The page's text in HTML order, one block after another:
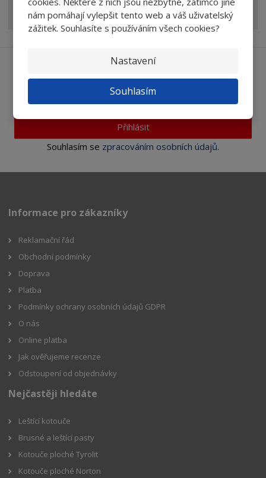
nám pomáhají vylepšit tento web a váš uživatelský
zážitek. Souhlasíte s používáním všech cookies?
Nastavení
Souhlasím
AKCE abrasivní tělíska TYROLIT
Přihlásit
Souhlasím se zpracováním osobních údajů.
Informace pro zákazníky
Reklamační řád
Obchodní podmínky
Doprava
Platba
Podmínky ochrany osobních údajů GDPR
O nás
Online platba
Jak ověřujeme recenze
Odstoupení od objednávky
Nejčastěji hledáte
Leštící kotouče
Brusné a leštící pasty
Kotouče ploché Tyrolit
Kotouče ploché Norton